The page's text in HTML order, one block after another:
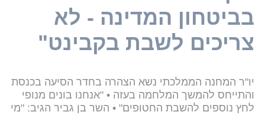
בביטחון המדינה - לא
צריכים לשבת בקבינט"
יו"ר המחנה הממלכתי נשא הצהרה בחדר הסיעה בכנסת
והתייחס להמשך המלחמה בעזה • "אנחנו בונים מנופי
לחץ נוספים להשבת החטופים" • השר בן גביר הגיב: "מי